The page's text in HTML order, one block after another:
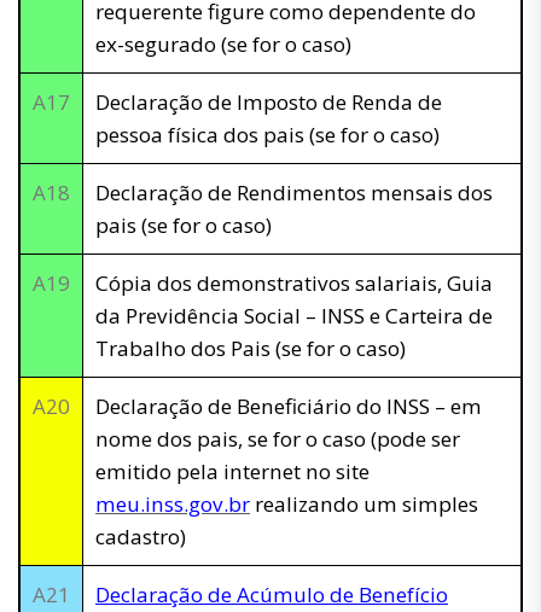
requerente figure como dependente do
ex-segurado (se for o caso)
A17
Declaração de Imposto de Renda de
pessoa física dos pais (se for o caso)
A18
Declaração de Rendimentos mensais dos
pais (se for o caso)
A19
Cópia dos demonstrativos salariais, Guia
da Previdência Social – INSS e Carteira de
Trabalho dos Pais (se for o caso)
A20
Declaração de Beneficiário do INSS – em
nome dos pais, se for o caso (pode ser
emitido pela internet no site
meu.inss.gov.br realizando um simples
cadastro)
A21
Declaração de Acúmulo de Benefício